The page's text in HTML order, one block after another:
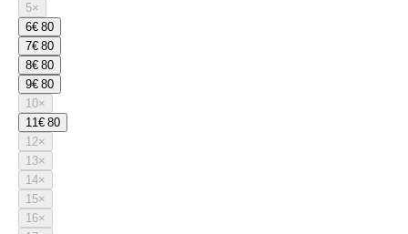
5×
6€ 80
7€ 80
8€ 80
9€ 80
10×
11€ 80
12×
13×
14×
15×
16×